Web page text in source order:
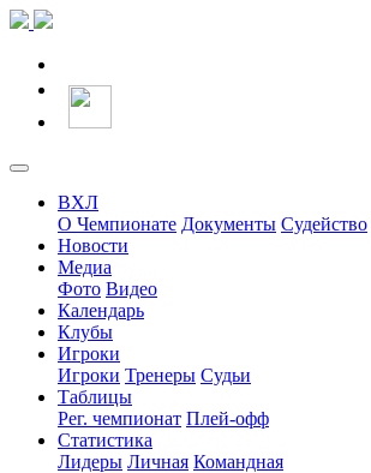
ВХЛ
О Чемпионате Документы Судейство
Новости
Медиа
Фото Видео
Календарь
Клубы
Игроки
Игроки Тренеры Судьи
Таблицы
Рег. чемпионат Плей-офф
Статистика
Лидеры Личная Командная